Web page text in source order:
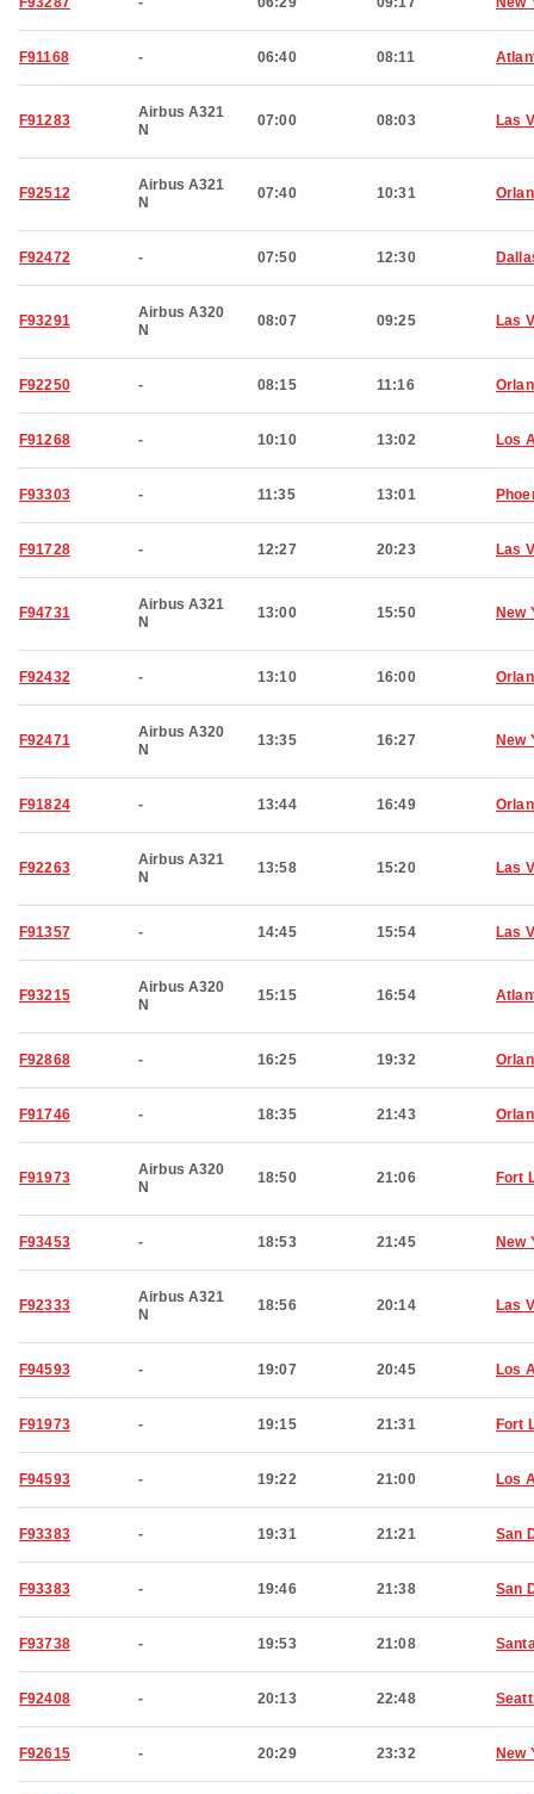
F91168 - 06:40 08:11
F91283
Airbus A321
N
07:00 08:03 Las
F92512
Airbus A321
N
07:40 10:31
F92472 - 07:50 12:30
F93291
Airbus A320
N
08:07 09:25 Las
F92250 - 08:15 11:16
F91268 - 10:10 13:02 Los
F93303 - 11:35 13:01
F91728 - 12:27 20:23 Las
F94731
Airbus A321
N
13:00 15:50 New
F92432 - 13:10 16:00
F92471
Airbus A320
N
13:35 16:27 New
F91824 - 13:44 16:49
F92263
Airbus A321
N
13:58 15:20 Las
F91357 - 14:45 15:54 Las
F93215
Airbus A320
N
15:15 16:54
F92868 - 16:25 19:32
F91746 - 18:35 21:43
F91973
Airbus A320
N
18:50 21:06 Fort
F93453 - 18:53 21:45 New
F92333
Airbus A321
N
18:56 20:14 Las
F94593 - 19:07 20:45 Los
F91973 - 19:15 21:31 Fort
F94593 - 19:22 21:00 Los
F93383 - 19:31 21:21 San
F93383 - 19:46 21:38 San
F93738 - 19:53 21:08
F92408 - 20:13 22:48
F92615 - 20:29 23:32 New